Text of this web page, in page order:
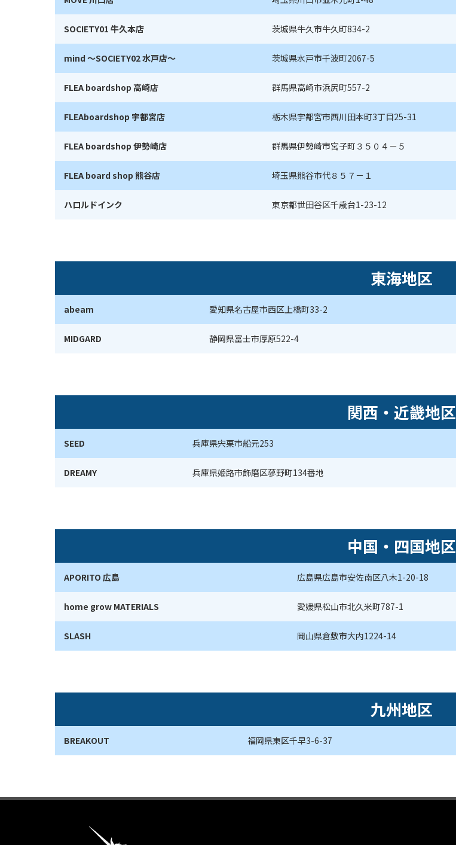
SOCIETY01 牛久本店 茨城県牛久市牛久町834-2
mind ～SOCIETY02 水戸店～ 茨城県水戸市千波町2067-5
FLEA boardshop 高崎店 群馬県高崎市浜尻町557-2
FLEAboardshop 宇都宮店 栃木県宇都宮市西川田本町3丁目25-31
FLEA boardshop 伊勢崎店 群馬県伊勢崎市宮子町３５０４－５
FLEA board shop 熊谷店 埼玉県熊谷市代８５７－１
ハロルドインク 東京都世田谷区千歳台1-23-12
東海地区
abeam 愛知県名古屋市西区上橋町33-2
MIDGARD 静岡県富士市厚原522-4
関西・近畿地区
SEED 兵庫県宍栗市船元253
DREAMY 兵庫県姫路市飾磨区蓼野町134番地
中国・四国地区
APORITO 広島 広島県広島市安佐南区八木1-20-18
home grow MATERIALS 愛媛県松山市北久米町787-1
SLASH 岡山県倉敷市大内1224-14
九州地区
BREAKOUT 福岡県東区千早3-6-37